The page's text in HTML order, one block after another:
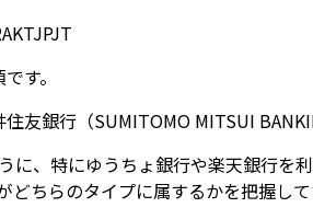
す。
友銀行（SUMITOMO MITSUI
に、特にゆうちょ銀行や楽天銀行を
どちらのタイプに属するかを把握し